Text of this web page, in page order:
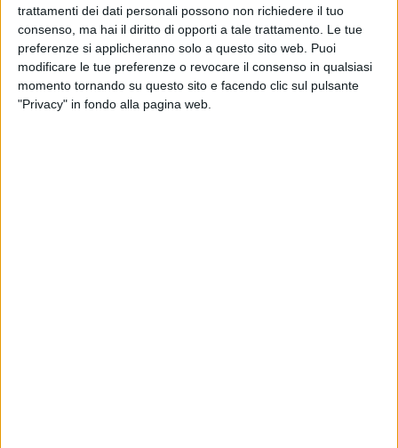
trattamenti dei dati personali possono non richiedere il tuo
consenso, ma hai il diritto di opporti a tale trattamento. Le tue
preferenze si applicheranno solo a questo sito web. Puoi
modificare le tue preferenze o revocare il consenso in qualsiasi
momento tornando su questo sito e facendo clic sul pulsante
"Privacy" in fondo alla pagina web.
Gli under 10 dell'Olimpia Bitonto si laureano
vicecampioni d'Italia di calcio a 7
BITONTO - 15 GIUGNO 2026
Bitonto C5, il sogno scudetto si ferma in finale:
il CMB vince 3-2